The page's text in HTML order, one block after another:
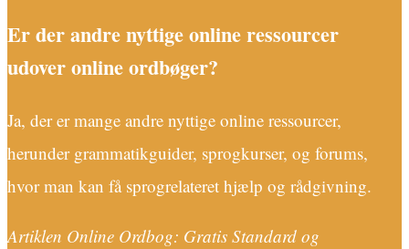
Er der andre nyttige online ressourcer
udover online ordbøger?
Ja, der er mange andre nyttige online ressourcer,
herunder grammatikguider, sprogkurser, og forums,
hvor man kan få sprogrelateret hjælp og rådgivning.
Artiklen Online Ordbog: Gratis Standard og